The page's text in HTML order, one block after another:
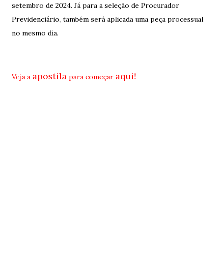
setembro de 2024. Já para a seleção de Procurador
Previdenciário, também será aplicada uma peça processual
no mesmo dia.
Veja a apostila para começar aqui!